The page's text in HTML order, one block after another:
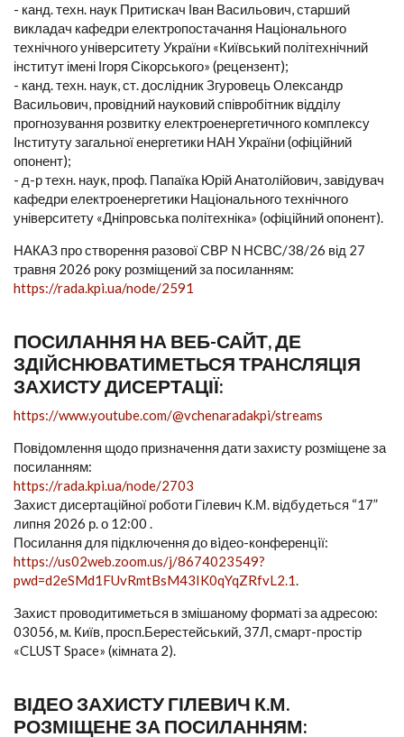
- канд. техн. наук Притискач Іван Васильович, старший
викладач кафедри електропостачання Національного
технічного університету України «Київський політехнічний
інститут імені Ігоря Сікорського» (рецензент);
- канд. техн. наук, ст. дослідник Згуровець Олександр
Васильович, провідний науковий співробітник відділу
прогнозування розвитку електроенергетичного комплексу
Інституту загальної енергетики НАН України (офіційний
опонент);
- д-р техн. наук, проф. Папаїка Юрій Анатолійович, завідувач
кафедри електроенергетики Національного технічного
університету «Дніпровська політехніка» (офіційний опонент).
НАКАЗ про створення разової СВР N НСВС/38/26 від 27
травня 2026 року розміщений за посиланням:
https://rada.kpi.ua/node/2591
ПОСИЛАННЯ НА ВЕБ-САЙТ, ДЕ
ЗДІЙСНЮВАТИМЕТЬСЯ ТРАНСЛЯЦІЯ
ЗАХИСТУ ДИСЕРТАЦІЇ:
https://www.youtube.com/@vchenaradakpi/streams
Повідомлення щодо призначення дати захисту розміщене за
посиланням:
https://rada.kpi.ua/node/2703
Захист дисертаційної роботи Гілевич К.М. відбудеться “17”
липня 2026 р. о 12:00 .
Посилання для підключення до вiдео-конференцiї:
https://us02web.zoom.us/j/8674023549?
pwd=d2eSMd1FUvRmtBsM43IK0qYqZRfvL2.1.
Захист проводитиметься в змішаному форматі за адресою:
03056, м. Київ, просп.Берестейський, 37Л, смарт-простір
«CLUST Space» (кімната 2).
ВІДЕО ЗАХИСТУ ГІЛЕВИЧ К.М.
РОЗМІЩЕНЕ ЗА ПОСИЛАННЯМ: